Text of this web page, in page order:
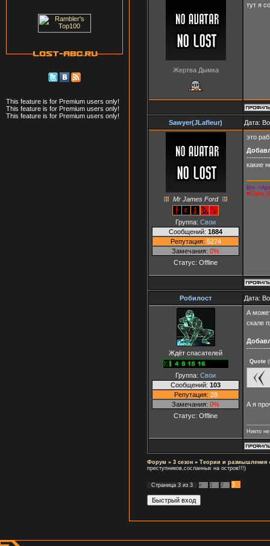
This feature is for Premium users only!
This feature is for Premium users only!
This feature is for Premium users only!
Жертва Дымка
тут я
Sawyer(JLafleur) Дата:
Mr James Ford
Группа: Свои
Сообщений: 1884
Репутация: 5274
Замечания: 0%
Статус: Offline
это
какие
Bro -
Робилост Дата:
Ждёт спасателей
Группа: Свои
Сообщений: 103
Репутация: 28
Замечания: 0%
Статус: Offline
А
скале
Quote (
А я
Никто
Форум » 3 сезон » Теории и размышления
преступников,сосланных на остров!!!)
Страница 3 из 3 « 1 2 3